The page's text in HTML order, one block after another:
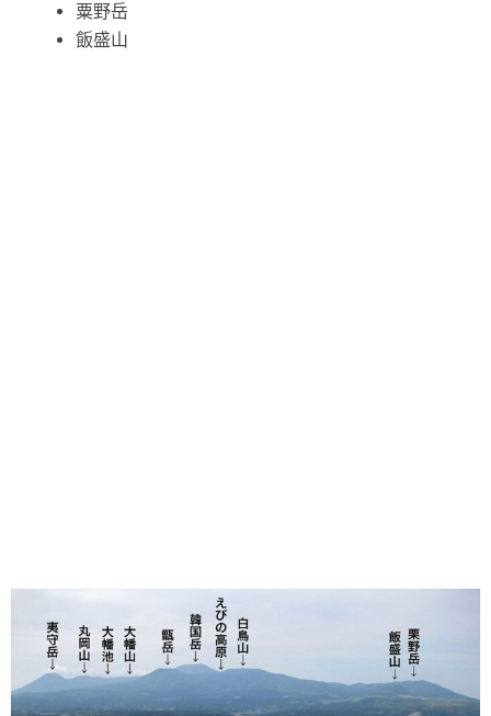
粟野岳
飯盛山